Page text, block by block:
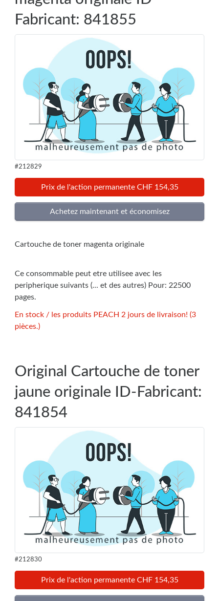
Fabricant: 841855
#212829
Prix de l'action permanente CHF 154,35
Cartouche de toner magenta originale
Ce consommable peut etre utilisee avec les
peripherique suivants (... et des autres) Pour: 22500
pages.
En stock / les produits PEACH 2 jours de livraison! (3
pièces.)
Original Cartouche de toner
jaune originale ID-Fabricant:
841854
#212830
Prix de l'action permanente CHF 154,35